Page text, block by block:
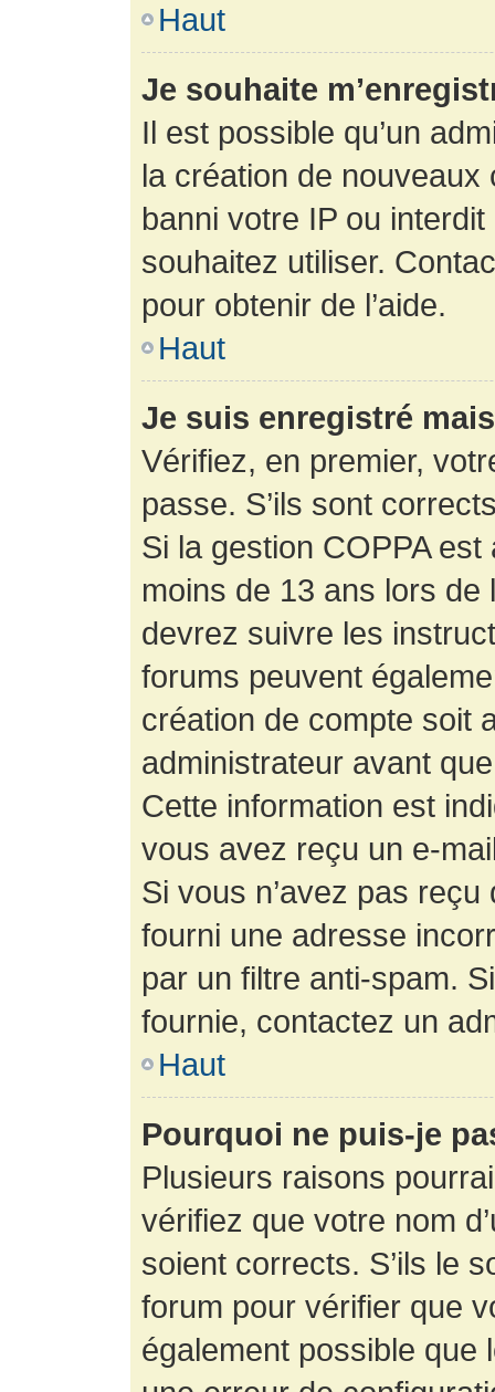
Haut
Je souhaite
Il est possible qu’un
la création de
banni votre IP ou
souhaitez utiliser.
pour obtenir de l’aide.
Haut
Je suis enregistré
Vérifiez, en premier,
passe. S’ils sont
Si la gestion COPPA
moins de 13 ans lors de
devrez suivre les
forums peuvent
création de compte soit
administrateur avant
Cette information est
vous avez reçu un e-
Si vous n’avez pas
fourni une adresse
par un filtre anti-spam.
fournie, contactez un
Haut
Pourquoi ne puis-je
Plusieurs raisons
vérifiez que votre nom
soient corrects. S’ils le
forum pour vérifier que
également possible que